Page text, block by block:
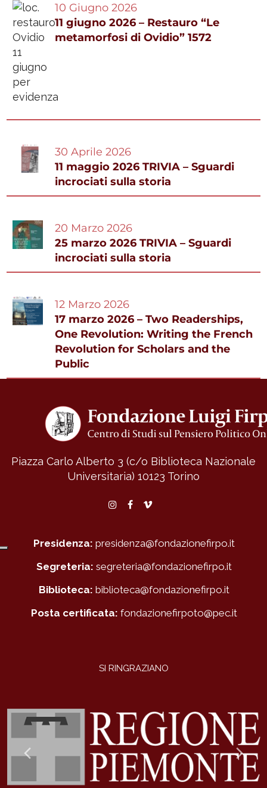
10 Giugno 2026
11 giugno 2026 – Restauro “Le
metamorfosi di Ovidio” 1572
30 Aprile 2026
11 maggio 2026 TRIVIA – Sguardi
incrociati sulla storia
20 Marzo 2026
25 marzo 2026 TRIVIA – Sguardi
incrociati sulla storia
12 Marzo 2026
17 marzo 2026 – Two Readerships,
One Revolution: Writing the French
Revolution for Scholars and the
Public
Piazza Carlo Alberto 3 (c/o Biblioteca Nazionale
Universitaria) 10123 Torino
Instagram
Facebook
Vimeo
Presidenza: presidenza@fondazionefirpo.it
Segreteria: segreteria@fondazionefirpo.it
Biblioteca: biblioteca@fondazionefirpo.it
Posta certificata: fondazionefirpoto@pec.it
SI RINGRAZIANO
Previous